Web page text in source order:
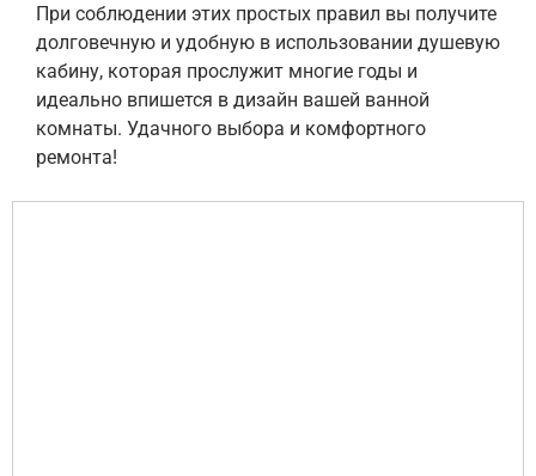
При соблюдении этих простых правил вы получите
долговечную и удобную в использовании душевую
кабину, которая прослужит многие годы и
идеально впишется в дизайн вашей ванной
комнаты. Удачного выбора и комфортного
ремонта!